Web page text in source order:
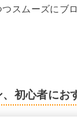
スムーズにブ
初心者にお